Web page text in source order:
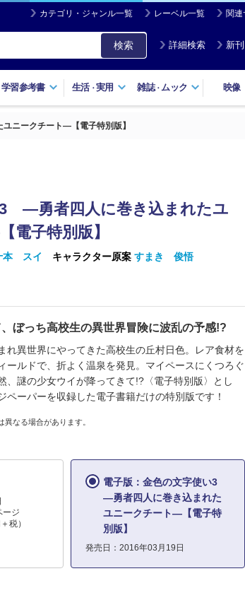
カテゴリ・ジャンル一覧 レーベル一覧 関連
検索 詳細検索 新
学習参考書 生活・実用 雑誌・ ムック 映像
ニークチート―【電子特別版】
―勇者四人に巻き込まれたユ
電子特別版】
本 スイ キャラクター原案 すまき 俊悟
ぼっち高校生の異世界冒険に波乱の予感!?
異世界にやってきた高校生の丘村日色。レア食材を
ールドで、折よく温泉を発見。マイペースにくつろぐ
、謎の少女ウイが降ってきて!?〈電子特別版〉とし
ペーパーを収録した電子書籍だけの特別版です！
なる場合があります。
ージ
税）
電子版：金色の文字使い3
―勇者四人に巻き込まれた
ユニークチート―【電子特
別版】
発売日：2016年03月19日